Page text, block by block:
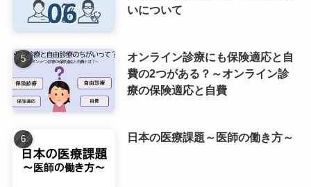
いについて
オンライン診療にも保険適応と自
費の2つがある？～オンライン診
療の保険適応と自費
日本の医療課題～医師の働き方～